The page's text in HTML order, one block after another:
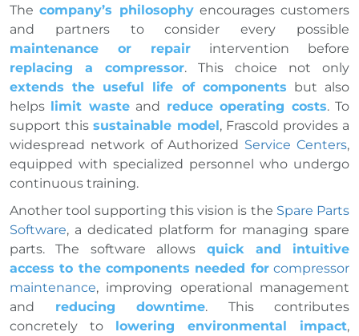
Thecompany’s philosophyencourages customers
and partners to consider every possible
maintenance or repair intervention before
replacing a compressor. This choice not only
extends the useful life of components but also
helps limit wasteand reduce operating costs. To
support thissustainable model, Frascold provides a
widespread network of Authorized Service Centers,
equipped with specialized personnel who undergo
continuous training.
Another tool supporting this vision is the Spare Parts
Software, a dedicated platform for managing spare
parts. The software allows quick and intuitive
access to the components needed for compressor
maintenance, improving operational management
and reducing downtime. This contributes
concretely to lowering environmental impact,